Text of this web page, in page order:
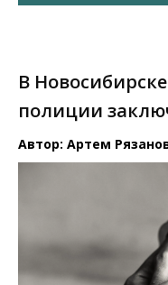
В
полиции
Автор: Артем